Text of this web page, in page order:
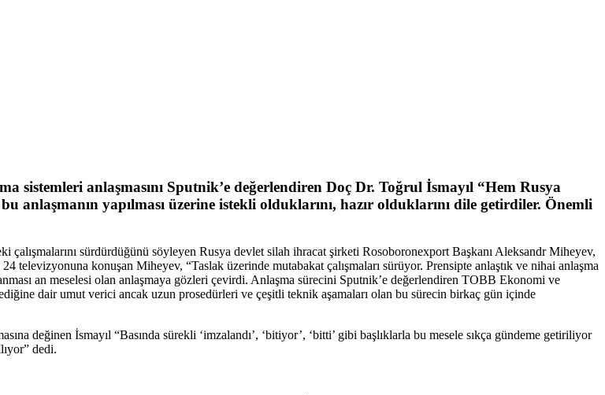
sistemleri anlaşmasını Sputnik’e değerlendiren Doç Dr. Toğrul İsmayıl “Hem Rusya
yapılması üzerine istekli olduklarını, hazır olduklarını dile getirdiler. Önemli
sürdürdüğünü söyleyen Rusya devlet silah ihracat şirketi Rosoboronexport Başkanı Aleksandr Miheyev,
konuşan Miheyev, “Taslak üzerinde mutabakat çalışmaları sürüyor. Prensipte anlaştık ve nihai anlaşma
an meselesi olan anlaşmaya gözleri çevirdi. Anlaşma sürecini Sputnik’e değerlendiren TOBB Ekonomi ve
dair umut verici ancak uzun prosedürleri ve çeşitli teknik aşamaları olan bu sürecin birkaç gün içinde
değinen İsmayıl “Basında sürekli ‘imzalandı’, ‘bitiyor’, ‘bitti’ gibi başlıklarla bu mesele sıkça gündeme getiriliyor
dedi.